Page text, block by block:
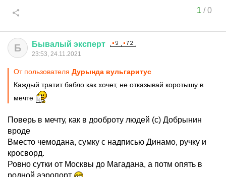
1 /0
Б Бывалый эксперт
23:53, 24.11.2021
От пользователя Дурында вульгаритус
Каждый тратит бабло как хочет, не отказывай коротышу в
мечте
Поверь в мечту, как в дооброту людей (с) Добрынин
вроде
Вместо чемодана, сумку с надписью Динамо, ручку и
кросворд.
Ровно сутки от Москвы до Магадана, а потм опять в
родной аэропорт